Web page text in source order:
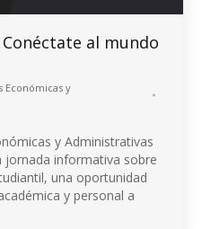
al mundo
Económicas y
y Administrativas
jornada informativa sobre
una oportunidad
y personal a